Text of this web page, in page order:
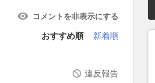
コメントを非表示にする
おすすめ順 新着順
違反報告